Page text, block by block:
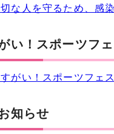
な人を守るため、感
い！スポーツフ
がい！スポーツフェ
知らせ